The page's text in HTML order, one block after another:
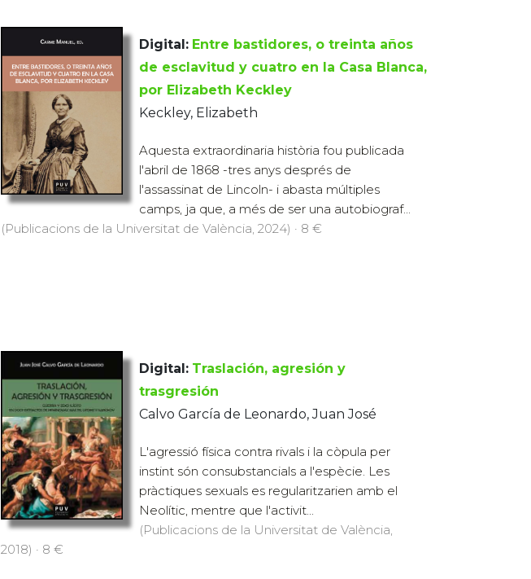
Digital: Entre bastidores, o treinta años
de esclavitud y cuatro en la Casa Blanca,
por Elizabeth Keckley
Keckley, Elizabeth
Aquesta extraordinaria història fou publicada
l'abril de 1868 -tres anys després de
l'assassinat de Lincoln- i abasta múltiples
camps, ja que, a més de ser una autobiograf...
(Publicacions de la Universitat de València, 2024) · 8 €
Digital: Traslación, agresión y
trasgresión
Calvo García de Leonardo, Juan José
L'agressió física contra rivals i la còpula per
instint són consubstancials a l'espècie. Les
pràctiques sexuals es regularitzarien amb el
Neolític, mentre que l'activit...
(Publicacions de la Universitat de València,
2018) · 8 €